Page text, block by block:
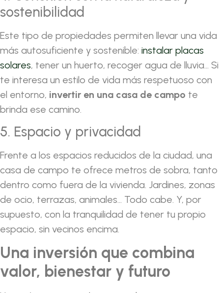
sostenibilidad
Este tipo de propiedades permiten llevar una vida
más autosuficiente y sostenible: instalar placas
solares, tener un huerto, recoger agua de lluvia… Si
te interesa un estilo de vida más respetuoso con
el entorno, invertir en una casa de campo te
brinda ese camino.
5. Espacio y privacidad
Frente a los espacios reducidos de la ciudad, una
casa de campo te ofrece metros de sobra, tanto
dentro como fuera de la vivienda. Jardines, zonas
de ocio, terrazas, animales… Todo cabe. Y, por
supuesto, con la tranquilidad de tener tu propio
espacio, sin vecinos encima.
Una inversión que combina
valor, bienestar y futuro